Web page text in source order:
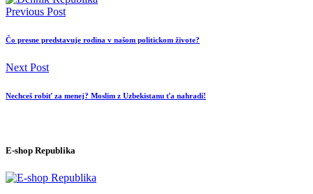
Previous Post
Čo presne predstavuje rodina v našom politickom živote?
Next Post
Nechceš robiť za menej? Moslim z Uzbekistanu ťa nahradí!
E-shop Republika